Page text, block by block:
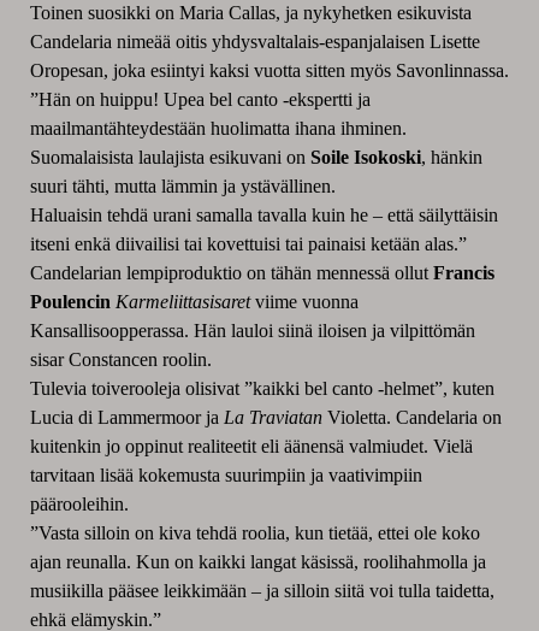
Toinen suosikki on Maria Callas, ja nykyhetken esikuvista
Candelaria nimeää oitis yhdysvaltalais-espanjalaisen Lisette
Oropesan, joka esiintyi kaksi vuotta sitten myös Savonlinnassa.
”Hän on huippu! Upea bel canto -ekspertti ja
maailmantähteydestään huolimatta ihana ihminen.
Suomalaisista laulajista esikuvani on Soile Isokoski, hänkin
suuri tähti, mutta lämmin ja ystävällinen.
Haluaisin tehdä urani samalla tavalla kuin he – että säilyttäisin
itseni enkä diivailisi tai kovettuisi tai painaisi ketään alas.”
Candelarian lempiproduktio on tähän mennessä ollut Francis
Poulencin Karmeliittasisaretviime vuonna
Kansallisoopperassa. Hän lauloi siinä iloisen ja vilpittömän
sisar Constancen roolin.
Tulevia toiverooleja olisivat ”kaikki bel canto -helmet”, kuten
Lucia di Lammermoor ja La TraviatanVioletta. Candelaria on
kuitenkin jo oppinut realiteetit eli äänensä valmiudet. Vielä
tarvitaan lisää kokemusta suurimpiin ja vaativimpiin
päärooleihin.
”Vasta silloin on kiva tehdä roolia, kun tietää, ettei ole koko
ajan reunalla. Kun on kaikki langat käsissä, roolihahmolla ja
musiikilla pääsee leikkimään – ja silloin siitä voi tulla taidetta,
ehkä elämyskin.”